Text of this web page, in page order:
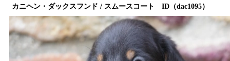
カニヘン・ダックスフンド / スムースコート ID（dac1095）